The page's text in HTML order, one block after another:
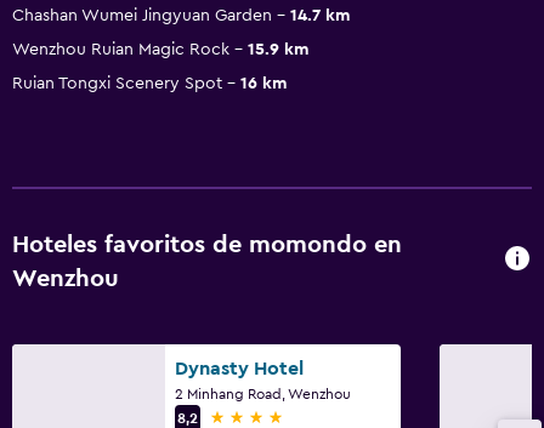
Chashan Wumei Jingyuan Garden
14.7 km
Wenzhou Ruian Magic Rock
15.9 km
Ruian Tongxi Scenery Spot
16 km
Hoteles favoritos de momondo en
Wenzhou
Dynasty Hotel
2 Minhang Road, Wenzhou
8,2
4 estrellas